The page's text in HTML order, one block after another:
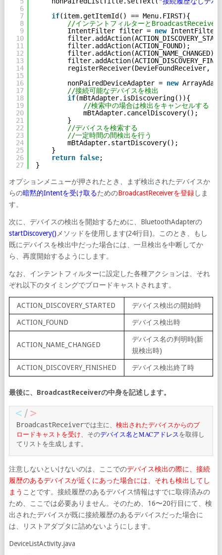
6
7
8
9
10
11
12
13
14
15
16
17
18
19
20
21
22
23
24
25
26
27
if(item.getItemId() == Menu.FIRST){
//インテントフィルターとBroadcastReceiver
IntentFilter filter = new
filter.addAction(ACTION_FOUND);
filter.addAction(ACTION_NAME_CHANGED);
nonPairedDeviceAdapter = new
//接続可能なデバイスを検出
if(mBtAdapter.isDiscovering()){
//検索中の場合は検出をキャンセルする
mBtAdapter.cancelDiscovery();
}
//デバイスを検索する
//一定時間の間検出を行う
mBtAdapter.startDiscovery();
}
return false;
}
オプションメニューが押されたとき、まず検出されたデバイスか
らの暗黙的Intentを受け取るためのBroadcastReceiverを登録しま
す。
次に、デバイスの検出を開始するために、BluetoothAdapterの
startDiscovery() メソッドを使用します(24行目)。このとき、もし
既にデバイスを検出中だった場合には、一旦検出を中断してか
ら、再度開始するようにします。
なお、インテントフィルターに設定した各種アクションは、それ
ぞれ以下のタイミングでブロードキャストされます。
ACTION_DISCOVERY_STARTED デバイス検出の開始時
ACTION_FOUND デバイス検出時
ACTION_NAME_CHANGED
デバイス名の判明時(新
規検出時)
ACTION_DISCOVERY_FINISHED デバイス検出終了時
最後に、BroadcastReceiverの中身を記述します。
BroadcastReceiverでは主に、 検出されたデバイスからのブ
ロードキャストを受け、そのデバイス名とMACアドレスを取得し
てリストを生成します。
注意しないといけないのは、ここでのデバイス検出の際に、接続
履歴のあるデバイスが近くにあった場合には、それも検出してし
まう ことです。接続履歴のあるデバイス情報はすでに取得済みの
ため、ここでは必要ありません。そのため、16〜20行目にて、検
出されたデバイスが既に接続履歴のあるデバイスだった場合に
は、リストアダプタに詰めないようにします。
DeviceListActivity.java